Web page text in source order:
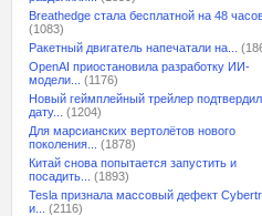
Breathedge стала бесплатной на 48
(1083)
Ракетный двигатель напечатали на...
OpenAI приостановила разработку ИИ-
модели...
(1176)
Новый геймплейный трейлер подтвердил
дату...
(1204)
Для марсианских вертолётов нового
поколения...
(1878)
Китай снова попытается запустить и
посадить...
(1893)
Tesla признала массовый дефект
и...
(2116)